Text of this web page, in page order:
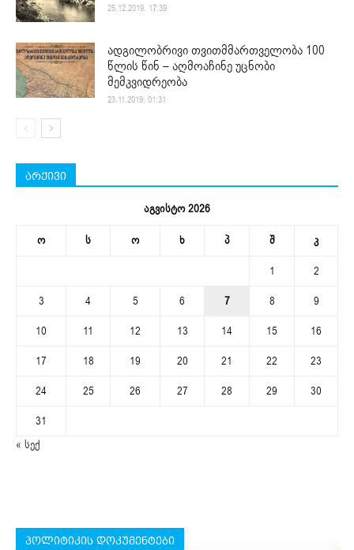
25.12.2019. 17:39
ადგილობრივი თვითმმართველობა 100
წლის წინ – აღმოაჩინე უცნობი
მემკვიდრეობა
23.11.2019. 01:31
არქივი
აგვისტო 2026
ო ს ო ხ პ შ კ
1
2
3
4 5 6 7 8
9
10
11 12 13 14 15
16
17
18 19 20 21 22
23
24
25 26 27 28 29
30
31
« სექ
პოლიტიკის დოკუმენტები